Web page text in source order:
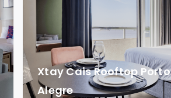
Xtay Cais Rooftop Porto
Alegre